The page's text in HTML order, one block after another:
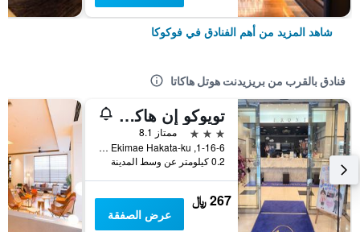
شاهد المزيد من أهم الفنادق في فوكوكا
فنادق بالقرب من بريزيدنت هوتل هاكاتا
تويوكو إن هاكاتا إيكي باس ترمينال مايي
3 نجوم
ممتاز 8.1
1-16-6, Hakata Ekimae Hakata-ku, فوكوكا, اليابان
0.2 كيلومتر عن وسط المدينة
267 ﷼
عرض الصفقة